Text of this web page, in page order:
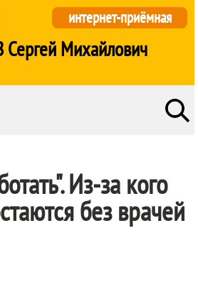
Михайлович
интернет-приёмная
Из-за кого
без врачей